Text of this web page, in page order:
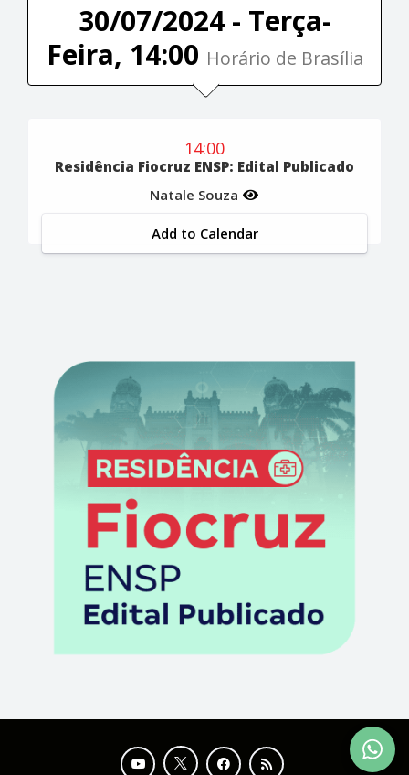
30/07/2024 - Terça-
Feira, 14:00 Horário de Brasília
14:00
Residência Fiocruz ENSP: Edital Publicado
Natale Souza
Add to Calendar